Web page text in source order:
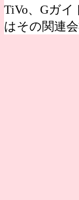
TiVo、Gガイ
はその関連